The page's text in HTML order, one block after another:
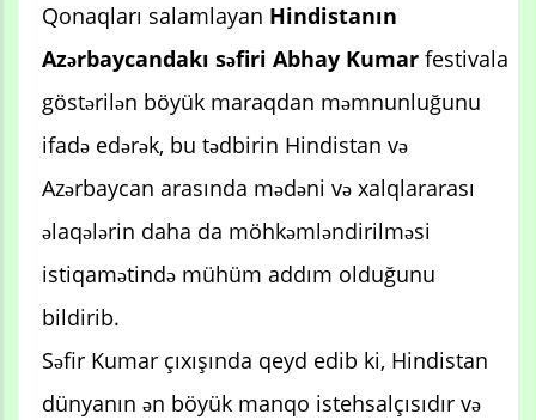
Qonaqları salamlayan Hindistanın
Azərbaycandakı səfiri Abhay Kumar festivala
göstərilən böyük maraqdan məmnunluğunu
ifadə edərək, bu tədbirin Hindistan və
Azərbaycan arasında mədəni və xalqlararası
əlaqələrin daha da möhkəmləndirilməsi
istiqamətində mühüm addım olduğunu
bildirib.
Səfir Kumar çıxışında qeyd edib ki, Hindistan
dünyanın ən böyük manqo istehsalçısıdır və